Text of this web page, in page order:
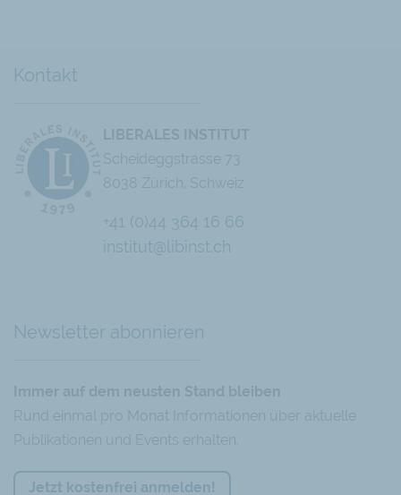
Chatbot
Kontakt
+41 (0)44 364 16 66
institut@libinst.ch
Newsletter abonnieren
Jetzt kostenfrei anmelden!